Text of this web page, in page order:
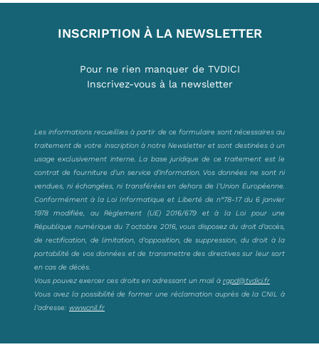
INSCRIPTION À LA NEWSLETTER
Pour ne rien manquer de TVDICI
Inscrivez-vous à la newsletter
Les informations recueillies à partir de ce formulaire sont nécessaires au
traitement de votre inscription à notre Newsletter et sont destinées à un
usage exclusivement interne. La base juridique de ce traitement est le
contrat de fourniture d’un service d’information. Vos données ne sont ni
vendues, ni échangées, ni transférées en dehors de l’Union Européenne.
Conformément à la Loi Informatique et Liberté de n°78-17 du 6 janvier
1978 modifiée, au Règlement (UE) 2016/679 et à la Loi pour une
République numérique du 7 octobre 2016, vous disposez du droit d’accès,
de rectification, de limitation, d’opposition, de suppression, du droit à la
portabilité de vos données et de transmettre des directives sur leur sort
en cas de décès.
Vous pouvez exercer ces droits en adressant un mail à rgpd@tvdici.fr
Vous avez la possibilité de former une réclamation auprès de la CNIL à
l’adresse: www.cnil.fr